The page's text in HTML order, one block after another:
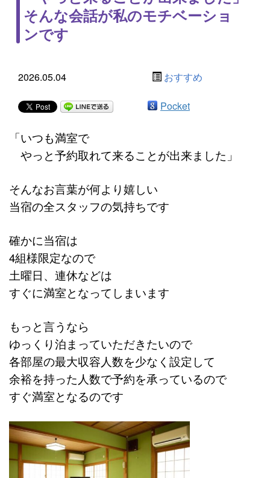
そんな会話が私のモチベーショ
ンです
2026.05.04 おすすめ
Pocket
「いつも満室で
やっと予約取れて来ることが出来ました」
そんなお言葉が何より嬉しい
当宿の全スタッフの気持ちです
確かに当宿は
4組様限定なので
土曜日、連休などは
すぐに満室となってしまいます
もっと言うなら
ゆっくり泊まっていただきたいので
各部屋の最大収容人数を少なく設定して
余裕を持った人数で予約を承っているので
すぐ満室となるのです